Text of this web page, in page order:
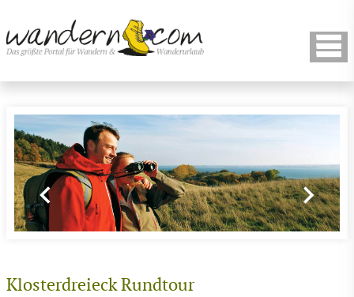
Klosterdreieck Rundtour